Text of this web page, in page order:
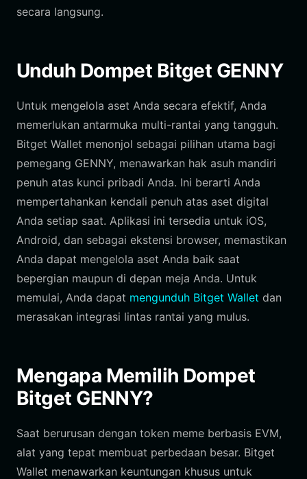
secara langsung.
Unduh Dompet Bitget GENNY
Untuk mengelola aset Anda secara efektif, Anda
memerlukan antarmuka multi-rantai yang tangguh.
Bitget Wallet menonjol sebagai pilihan utama bagi
pemegang GENNY, menawarkan hak asuh mandiri
penuh atas kunci pribadi Anda. Ini berarti Anda
mempertahankan kendali penuh atas aset digital
Anda setiap saat. Aplikasi ini tersedia untuk iOS,
Android, dan sebagai ekstensi browser, memastikan
Anda dapat mengelola aset Anda baik saat
bepergian maupun di depan meja Anda. Untuk
memulai, Anda dapat mengunduh Bitget Wallet dan
merasakan integrasi lintas rantai yang mulus.
Mengapa Memilih Dompet
Bitget GENNY?
Saat berurusan dengan token meme berbasis EVM,
alat yang tepat membuat perbedaan besar. Bitget
Wallet menawarkan keuntungan khusus untuk